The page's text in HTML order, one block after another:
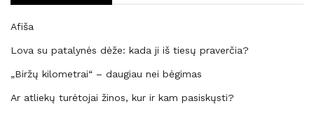
Afiša
Lova su patalynės dėže: kada ji iš tiesų praverčia?
„Biržų kilometrai“ – daugiau nei bėgimas
Ar atliekų turėtojai žinos, kur ir kam pasiskųsti?